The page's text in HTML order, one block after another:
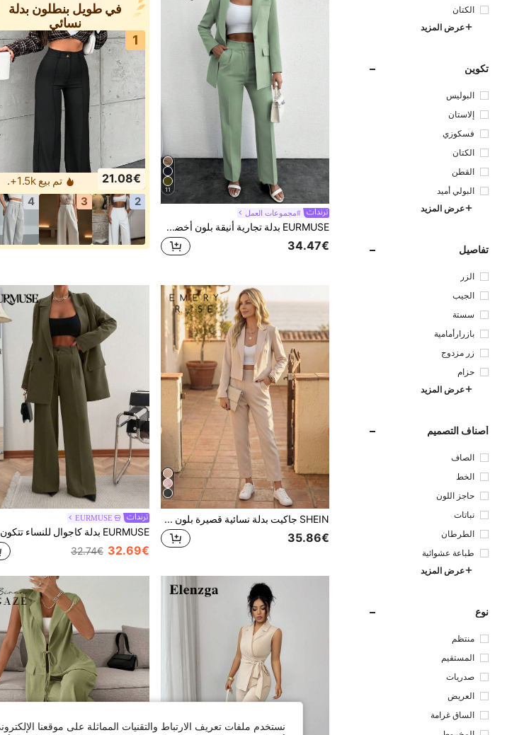
الكتان
عرض المزيد
تكوين
البوليس
إلاستان
فسكوزي
الكتان
القطن
البولي أميد
عرض المزيد
تفاصيل
الزر
الجيب
سستة
بازرارأمامية
زر مزدوج
حزام
عرض المزيد
أصناف التصميم
الصاف
الخط
حاجز اللون
نباتات
الطرطان
طباعة عشوائية
عرض المزيد
نوع
منتظم
المستقيم
صدريات
العريض
الساق غرامة
11
#مجموعات العمل
EURMUSE بدلة تجارية أنيقة بلون أخضر للسيدات بياقة واحدة، زر واحد مع أكمام طويلة وبنطلون، لون موحد، أنيقة للأعمال التجارية
34.47€
في طويل بنطلون بدلة
نسائي
1
21.08€
تم بيع 1.5k+.
2
3
4
SHEIN جاكيت بدلة نسائية قصيرة بلون مشمشي وبنطلون بأزرار بأمامية جيب من الأمام
35.86€
EURMUSE
32.69€
32.74€
نستخدم ملفات تعريف الارتباط والتقنيات المماثلة على موقعنا